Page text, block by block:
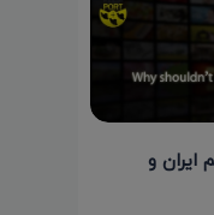
ایران و